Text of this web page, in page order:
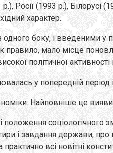
Росії (1993 p.), Білорусі
характер.
боку, і введеними у
мало місце
політичної активності
у попередній період
Найповніше це
соціологічного
і завдання держави,
всі новітні